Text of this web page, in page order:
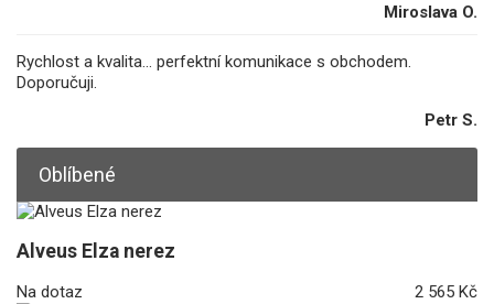
Miroslava O.
Rychlost a kvalita... perfektní komunikace s obchodem.
Doporučuji.
Petr S.
Oblíbené
Alveus Elza nerez
Na dotaz 2 565 Kč